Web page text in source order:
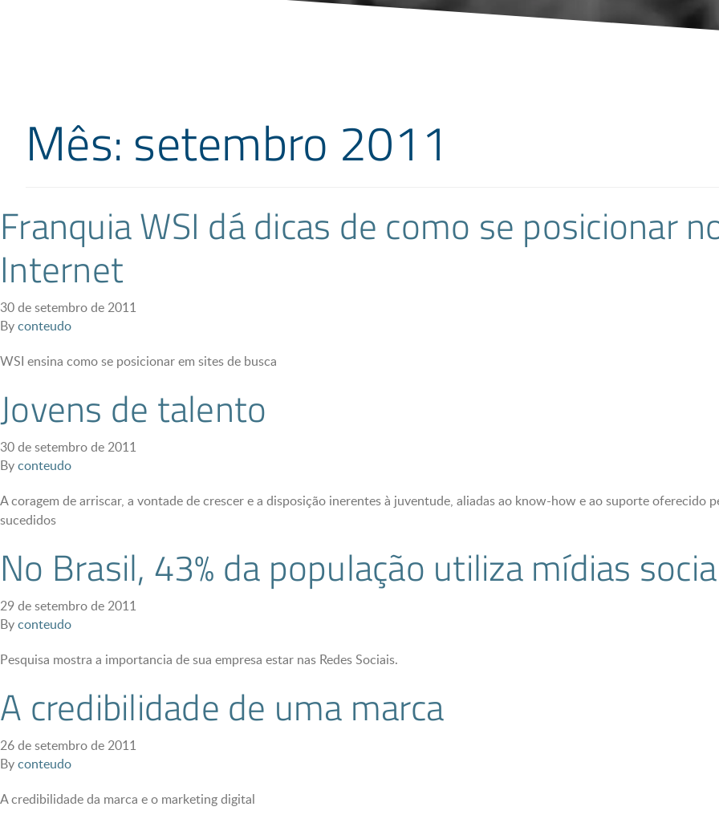
Mês: setembro 2011
Franquia WSI dá dicas de como se posicionar
Internet
30 de setembro de 2011
Byconteudo
WSI ensina como se posicionar em sites de busca
Jovens de talento
30 de setembro de 2011
Byconteudo
A coragem de arriscar, a vontade de crescer e a disposição inerentes à juventude, aliadas ao know-how e ao suporte oferecido
sucedidos
No Brasil, 43% da população utiliza mídias
29 de setembro de 2011
Byconteudo
Pesquisa mostra a importancia de sua empresa estar nas Redes Sociais.
A credibilidade de uma marca
26 de setembro de 2011
Byconteudo
A credibilidade da marca e o marketing digital